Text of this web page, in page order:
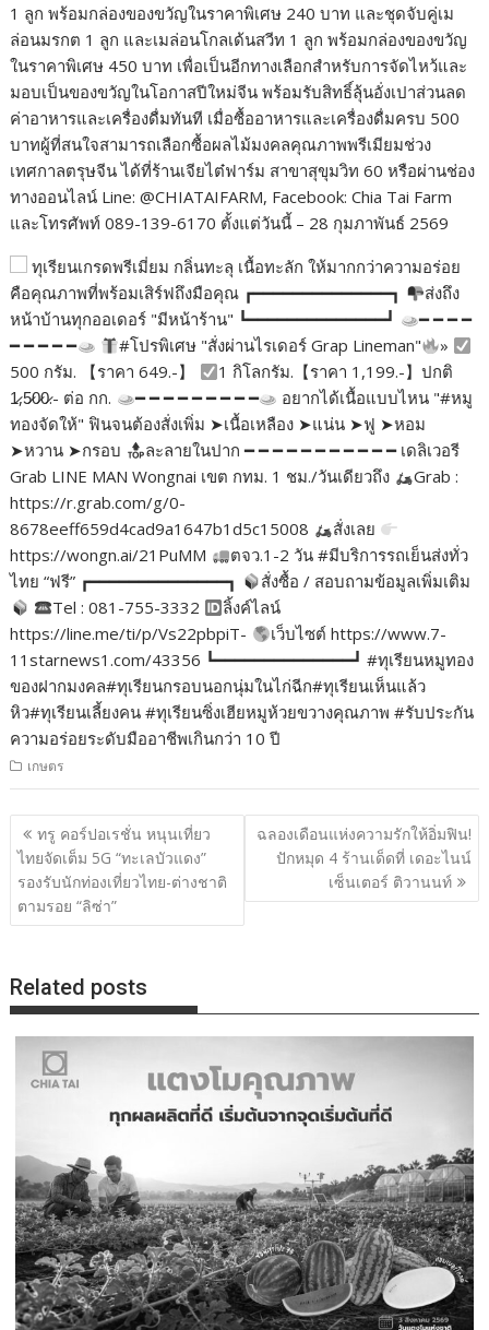
1 ลูก พร้อมกล่องของขวัญในราคาพิเศษ 240 บาท และชุดจับคู่เม
ล่อนมรกต 1 ลูก และเมล่อนโกลเด้นสวีท 1 ลูก พร้อมกล่องของขวัญ
ในราคาพิเศษ 450 บาท เพื่อเป็นอีกทางเลือกสำหรับการจัดไหว้และ
มอบเป็นของขวัญในโอกาสปีใหม่จีน พร้อมรับสิทธิ์ลุ้นอั่งเปาส่วนลด
ค่าอาหารและเครื่องดื่มทันที เมื่อซื้ออาหารและเครื่องดื่มครบ 500
บาทผู้ที่สนใจสามารถเลือกซื้อผลไม้มงคลคุณภาพพรีเมียมช่วง
เทศกาลตรุษจีน ได้ที่ร้านเจียไต๋ฟาร์ม สาขาสุขุมวิท 60 หรือผ่านช่อง
ทางออนไลน์ Line: @CHIATAIFARM, Facebook: Chia Tai Farm
และโทรศัพท์ 089-139-6170 ตั้งแต่วันนี้ – 28 กุมภาพันธ์ 2569
ทุเรียนเกรดพรีเมี่ยม กลิ่นทะลุ เนื้อทะลัก ให้มากกว่าความอร่อย
คือคุณภาพที่พร้อมเสิร์ฟถึงมือคุณ ┏━━━━━━━━━━━━━━┓
ส่งถึง
หน้าบ้านทุกออเดอร์ "มีหน้าร้าน" ┗━━━━━━━━━━━━━━┛
━ ━ ━ ━
━ ━ ━ ━ ━
#โปรพิเศษ "สั่งผ่านไรเดอร์ Grap Lineman"
»
500 กรัม. 【ราคา 649.-】
1 กิโลกรัม.【ราคา 1,199.-】ปกติ
1̷,5̷0̷0̷.- ต่อ กก.
━ ━ ━ ━ ━ ━ ━ ━ ━
อยากได้เนื้อแบบไหน "#หมู
ทองจัดให้" ฟินจนต้องสั่งเพิ่ม ➤เนื้อเหลือง ➤แน่น ➤ฟู ➤หอม
➤หวาน ➤กรอบ
ละลายในปาก ━ ━ ━ ━ ━ ━ ━ ━ ━ ━ ━ เดลิเวอรี
Grab LINE MAN Wongnai เขต กทม. 1 ชม./วันเดียวถึง
Grab :
https://r.grab.com/g/0-
8678eeff659d4cad9a1647b1d5c15008
สั่งเลย
https://wongn.ai/21PuMM
ตจว.1-2 วัน #มีบริการรถเย็นส่งทั่ว
ไทย “ฟรี” ┏━━━━━━━━━━━━━━┓
สั่งซื้อ / สอบถามข้อมูลเพิ่มเติม
Tel : 081-755-3332
ลิ้งค์ไลน์
https://line.me/ti/p/Vs22pbpiT-
เว็บไซต์ https://www.7-
11starnews1.com/43356 ┗━━━━━━━━━━━━━━┛ #ทุเรียนหมูทอง
ของฝากมงคล#ทุเรียนกรอบนอกนุ่มในไก่ฉีก#ทุเรียนเห็นแล้ว
หิว#ทุเรียนเลี้ยงคน #ทุเรียนซิ่งเฮียหมูห้วยขวางคุณภาพ #รับประกัน
ความอร่อยระดับมืออาชีพเกินกว่า 10 ปี
เกษตร
แนะแนว
เรื่อง
ทรู คอร์ปอเรชั่น หนุนเที่ยว
ไทยจัดเต็ม 5G “ทะเลบัวแดง”
รองรับนักท่องเที่ยวไทย-ต่างชาติ
ตามรอย “ลิซ่า”
ฉลองเดือนแห่งความรักให้อิ่มฟิน!
ปักหมุด 4 ร้านเด็ดที่ เดอะไนน์
เซ็นเตอร์ ติวานนท์
Related posts